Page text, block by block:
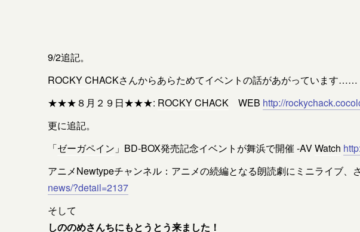
9/2追記。
ROCKY CHACKさんからあらためてイベントの話があがっています……
★★★８月２９日★★★: ROCKY CHACK WEB http://
更に追記。
「ゼーガペイン 」BD-BOX発売記念イベントが舞浜で開催 -AVWatch
アニメNewtypeチャンネル：アニメの続編となる朗読劇にミニライブ、
news/?detail=2137
そして
しののめさんちにもとうとう来ました！